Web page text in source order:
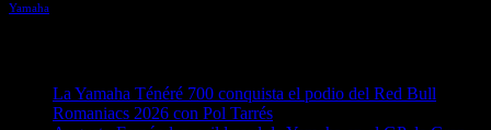
Yamaha
La Yamaha Ténéré 700 conquista el podio del Red Bull
Romaniacs 2026 con Pol Tarrés